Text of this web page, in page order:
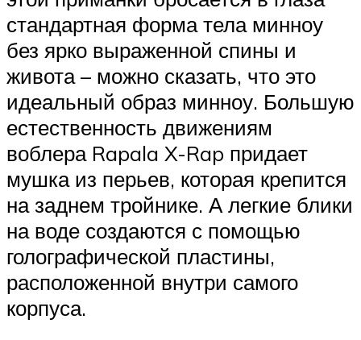
стандартная форма тела минноу
без ярко выраженной спины и
живота – можно сказать, что это
идеальный образ минноу. Большую
естественность движениям
воблера Rapala X-Rap придает
мушка из перьев, которая крепится
на заднем тройнике. А легкие блики
на воде создаются с помощью
голографической пластины,
расположенной внутри самого
корпуса.